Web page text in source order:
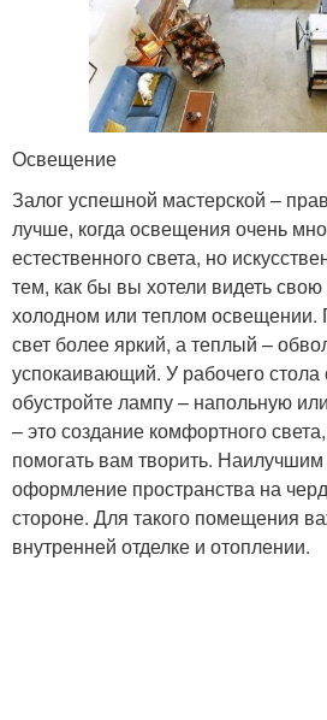
Освещение
Залог успешной мастерской –
лучше, когда освещения очень
естественного света, но
тем, как бы вы хотели видеть
холодном или теплом
свет более яркий, а теплый –
успокаивающий. У рабочего стола
обустройте лампу – напольную
– это создание комфортного
помогать вам творить.
оформление пространства на
стороне. Для такого помещения
внутренней отделке и отоплении.